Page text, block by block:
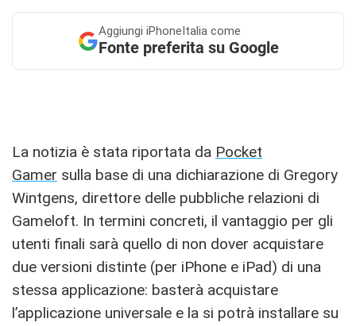
Aggiungi iPhoneItalia come
Fonte preferita su Google
La notizia è stata riportata da Pocket
Gamer sulla base di una dichiarazione di Gregory
Wintgens, direttore delle pubbliche relazioni di
Gameloft. In termini concreti, il vantaggio per gli
utenti finali sarà quello di non dover acquistare
due versioni distinte (per iPhone e iPad) di una
stessa applicazione: basterà acquistare
l’applicazione universale e la si potrà installare su